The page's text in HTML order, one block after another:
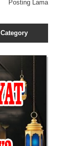
Posting Lama
Category